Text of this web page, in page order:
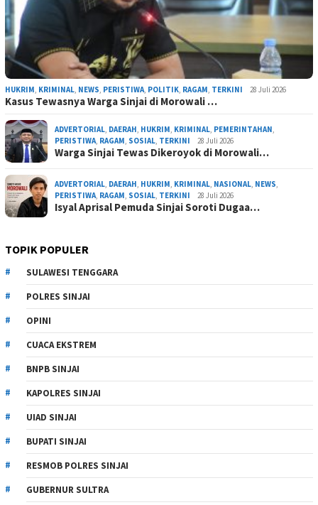
HUKRIM, KRIMINAL, NEWS, PERISTIWA, POLITIK, RAGAM, TERKINI 28 Juli 2026
Kasus Tewasnya Warga Sinjai di Morowali …
ADVERTORIAL, DAERAH, HUKRIM, KRIMINAL, PEMERINTAHAN,
PERISTIWA, RAGAM, SOSIAL, TERKINI 28 Juli 2026
Warga Sinjai Tewas Dikeroyok di Morowali…
ADVERTORIAL, DAERAH, HUKRIM, KRIMINAL, NASIONAL, NEWS,
PERISTIWA, RAGAM, SOSIAL, TERKINI 28 Juli 2026
Isyal Aprisal Pemuda Sinjai Soroti Dugaa…
TOPIK POPULER
SULAWESI TENGGARA
POLRES SINJAI
OPINI
CUACA EKSTREM
BNPB SINJAI
KAPOLRES SINJAI
UIAD SINJAI
BUPATI SINJAI
RESMOB POLRES SINJAI
GUBERNUR SULTRA